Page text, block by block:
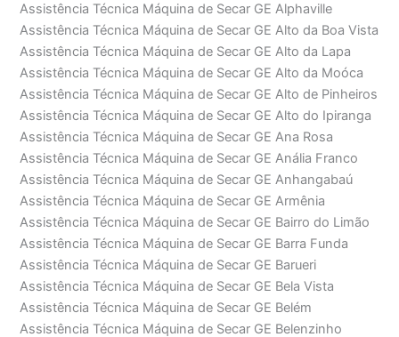
Assistência Técnica Máquina de Secar GE Alphaville
Assistência Técnica Máquina de Secar GE Alto da Boa Vista
Assistência Técnica Máquina de Secar GE Alto da Lapa
Assistência Técnica Máquina de Secar GE Alto da Moóca
Assistência Técnica Máquina de Secar GE Alto de Pinheiros
Assistência Técnica Máquina de Secar GE Alto do Ipiranga
Assistência Técnica Máquina de Secar GE Ana Rosa
Assistência Técnica Máquina de Secar GE Anália Franco
Assistência Técnica Máquina de Secar GE Anhangabaú
Assistência Técnica Máquina de Secar GE Armênia
Assistência Técnica Máquina de Secar GE Bairro do Limão
Assistência Técnica Máquina de Secar GE Barra Funda
Assistência Técnica Máquina de Secar GE Barueri
Assistência Técnica Máquina de Secar GE Bela Vista
Assistência Técnica Máquina de Secar GE Belém
Assistência Técnica Máquina de Secar GE Belenzinho